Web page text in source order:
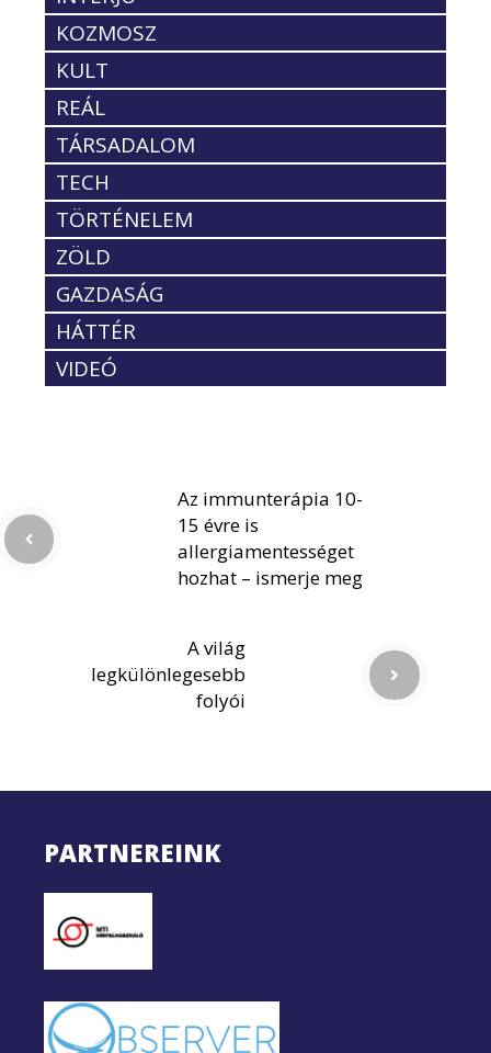
KOZMOSZ
KULT
REÁL
TÁRSADALOM
TECH
TÖRTÉNELEM
ZÖLD
GAZDASÁG
HÁTTÉR
VIDEÓ
Az immunterápia 10-
15 évre is
allergiamentességet
hozhat – ismerje meg
A világ
legkülönlegesebb
folyói
PARTNEREINK